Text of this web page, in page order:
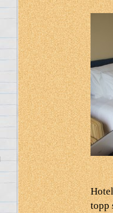
topp